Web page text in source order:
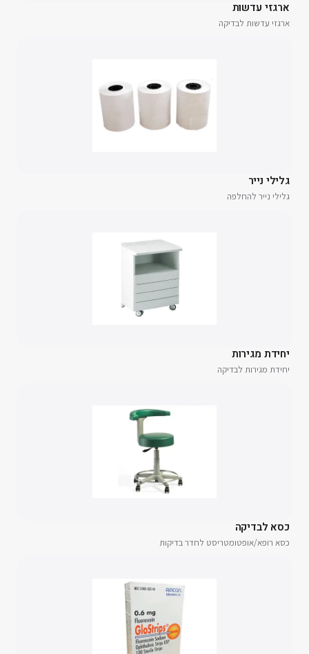
ארגזי עדשות
ארגזי עדשות לבדיקה
גלילי נייר
גלילי נייר להחלפה
יחידת מגירות
יחידת מגירות לבדיקה
כסא לבדיקה
כסא רופא/אופטומטריסט לחדר בדיקות